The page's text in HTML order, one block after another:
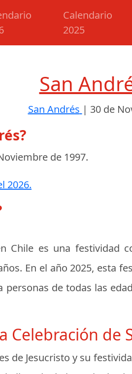
Calendario
2025
San
San Andrés | 30 de
de 1997.
2026.
Chile es una festividad
En el año 2025, esta
personas de todas las
Celebración de
de Jesucristo y su